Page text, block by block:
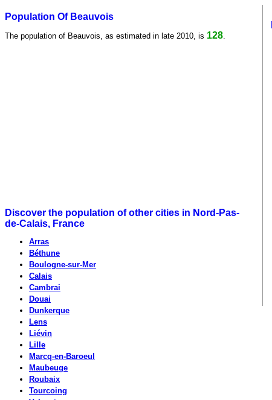
Population Of Beauvois
The population of Beauvois, as estimated in late 2010, is 128
Discover the population of other cities in Nord-Pas-
de-Calais, France
Arras
Béthune
Boulogne-sur-Mer
Calais
Cambrai
Douai
Dunkerque
Lens
Liévin
Lille
Marcq-en-Baroeul
Maubeuge
Roubaix
Tourcoing